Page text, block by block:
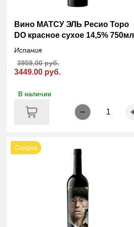
Вино МАТСУ ЭЛЬ Ресио Торо
DO красное сухое 14,5% 750мл
Испания
3449.00 руб.
3959.00 руб.
В наличии
1
Скидка